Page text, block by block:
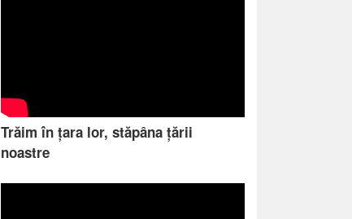
Trăim în țara lor, stăpâna țării
noastre